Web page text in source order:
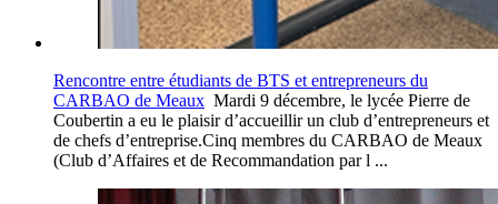
Rencontre entre étudiants de BTS et entrepreneurs du
CARBAO de Meaux Mardi 9 décembre, le lycée Pierre de
Coubertin a eu le plaisir d’accueillir un club d’entrepreneurs et
de chefs d’entreprise.Cinq membres du CARBAO de Meaux
(Club d’Affaires et de Recommandation par l ...